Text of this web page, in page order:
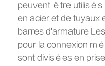
peuvent être utilisés
en acier et de tuyaux
barres d'armature
pour la connexion
sont divisées en